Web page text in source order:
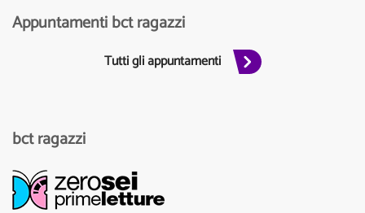
Appuntamenti bct ragazzi
Tutti gli appuntamenti
bct ragazzi